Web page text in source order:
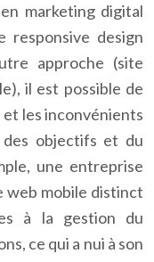
marketing digital
responsive design
approche (site
il est possible de
les inconvénients
objectifs et du
une entreprise
web mobile distinct
à la gestion du
ce qui a nui à son